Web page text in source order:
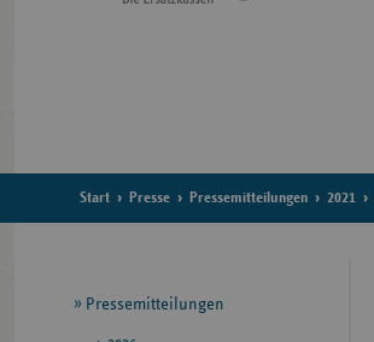
Start Presse Pressemitteilungen 2021
Seitennavigation
Pressemitteilungen